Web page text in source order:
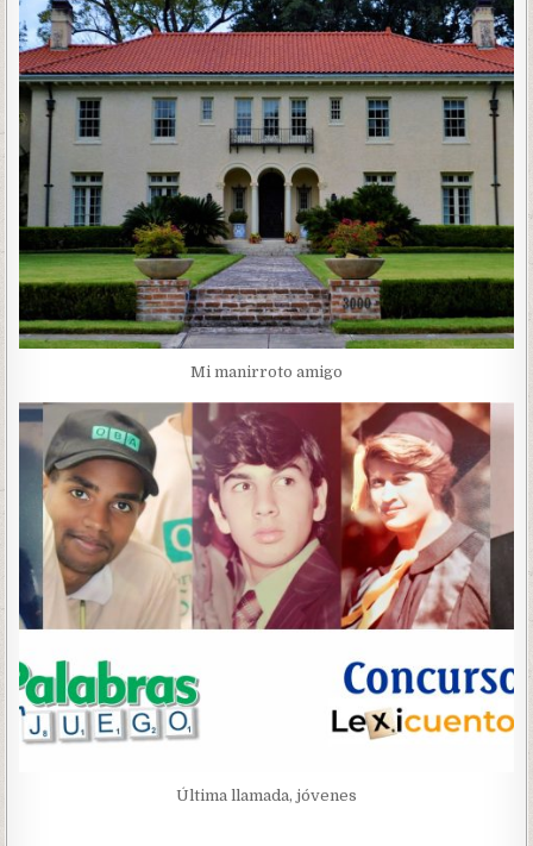
Mi manirroto amigo
Última llamada, jóvenes